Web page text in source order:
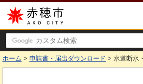
赤穂市
ホーム > 申請書・届出ダウンロード > 水道断水